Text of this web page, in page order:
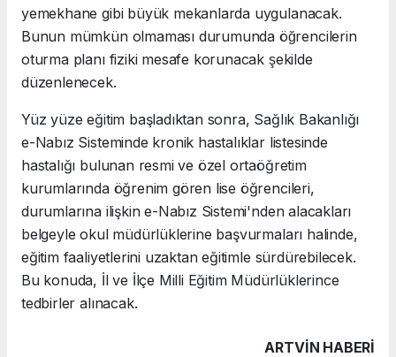
yemekhane gibi büyük mekanlarda uygulanacak.
Bunun mümkün olmaması durumunda öğrencilerin
oturma planı fiziki mesafe korunacak şekilde
düzenlenecek.
Yüz yüze eğitim başladıktan sonra, Sağlık Bakanlığı
e-Nabız Sisteminde kronik hastalıklar listesinde
hastalığı bulunan resmi ve özel ortaöğretim
kurumlarında öğrenim gören lise öğrencileri,
durumlarına ilişkin e-Nabız Sistemi'nden alacakları
belgeyle okul müdürlüklerine başvurmaları halinde,
eğitim faaliyetlerini uzaktan eğitimle sürdürebilecek.
Bu konuda, İl ve İlçe Milli Eğitim Müdürlüklerince
tedbirler alınacak.
ARTVIN HABERİ